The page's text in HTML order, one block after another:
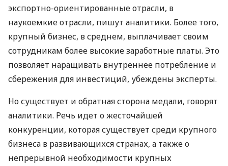
экспортно-ориентированные отрасли, в
наукоемкие отрасли, пишут аналитики. Более того,
крупный бизнес, в среднем, выплачивает своим
сотрудникам более высокие заработные платы. Это
позволяет наращивать внутреннее потребление и
сбережения для инвестиций, убеждены эксперты.
Но существует и обратная сторона медали, говорят
аналитики. Речь идет о жесточайшей
конкуренции, которая существует среди крупного
бизнеса в развивающихся странах, а также о
непрерывной необходимости крупных